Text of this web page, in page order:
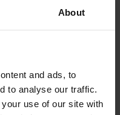
About
and ads, to
to analyse our traffic.
use of our site with
na terenie
Dla grup
również
wyliczana